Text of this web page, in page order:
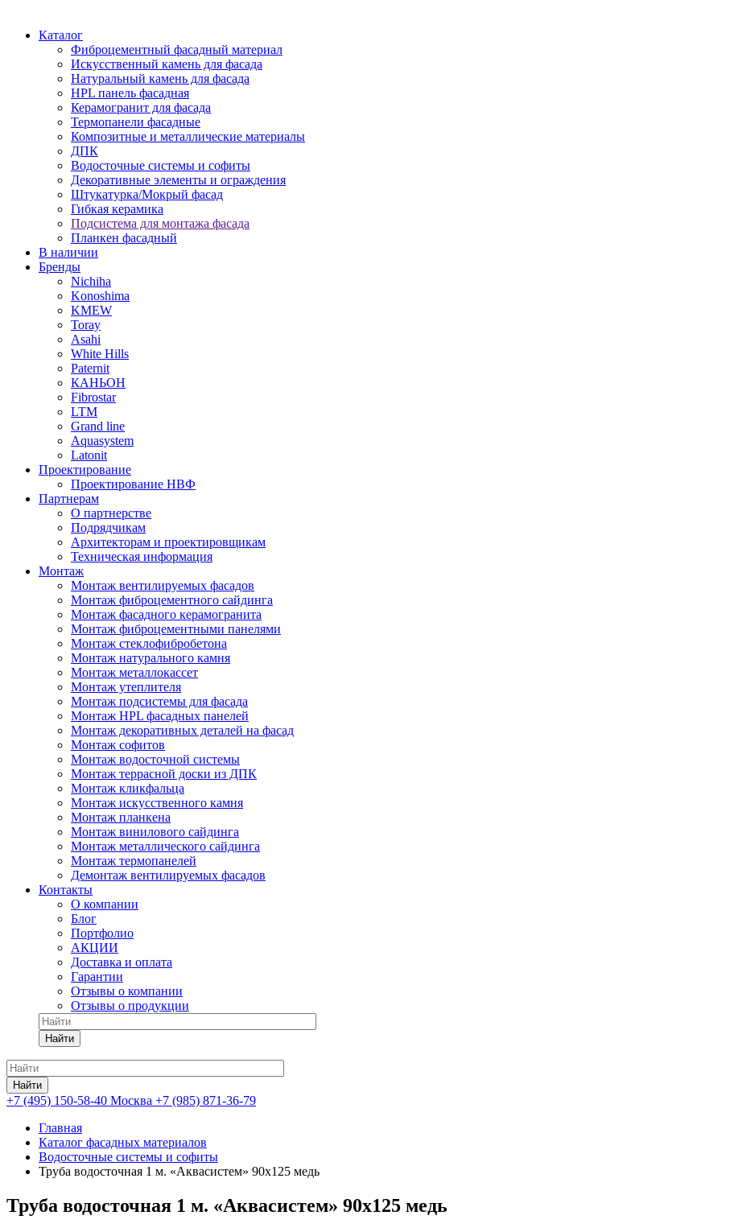
Каталог
Фиброцементный фасадный материал
Искусственный камень для фасада
Натуральный камень для фасада
HPL панель фасадная
Керамогранит для фасада
Термопанели фасадные
Композитные и металлические материалы
ДПК
Водосточные системы и софиты
Декоративные элементы и ограждения
Штукатурка/Мокрый фасад
Гибкая керамика
Подсистема для монтажа фасада
Планкен фасадный
В наличии
Бренды
Nichiha
Konoshima
KMEW
Toray
Asahi
White Hills
Paternit
КАНЬОН
Fibrostar
LTM
Grand line
Aquasystem
Latonit
Проектирование
Проектирование НВФ
Партнерам
О партнерстве
Подрядчикам
Архитекторам и проектировщикам
Техническая информация
Монтаж
Монтаж вентилируемых фасадов
Монтаж фиброцементного сайдинга
Монтаж фасадного керамогранита
Монтаж фиброцементными панелями
Монтаж стеклофибробетона
Монтаж натурального камня
Монтаж металлокассет
Монтаж утеплителя
Монтаж подсистемы для фасада
Монтаж HPL фасадных панелей
Монтаж декоративных деталей на фасад
Монтаж софитов
Монтаж водосточной системы
Монтаж террасной доски из ДПК
Монтаж кликфальца
Монтаж искусственного камня
Монтаж планкена
Монтаж винилового сайдинга
Монтаж металлического сайдинга
Монтаж термопанелей
Демонтаж вентилируемых фасадов
Контакты
О компании
Блог
Портфолио
АКЦИИ
Доставка и оплата
Гарантии
Отзывы о компании
Отзывы о продукции
Найти
Найти
+7 (495) 150-58-40 Москва +7 (985) 871-36-79
Главная
Каталог фасадных материалов
Водосточные системы и софиты
Труба водосточная 1 м. «Аквасистем» 90x125 медь
Труба водосточная 1 м. «Аквасистем» 90x125 медь